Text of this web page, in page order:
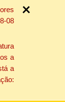
08
a
a